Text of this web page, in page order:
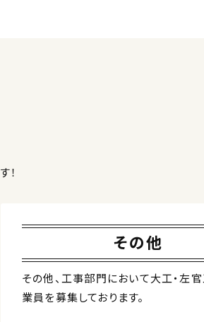
！
その他
その他、工事部門において大工・左
業員を募集しております。